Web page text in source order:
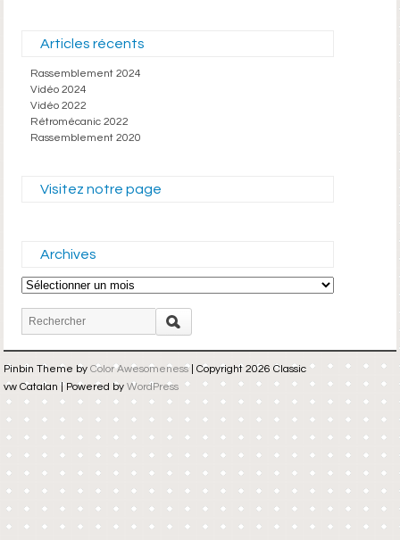
Articles récents
Rassemblement 2024
Vidéo 2024
Vidéo 2022
Rétromécanic 2022
Rassemblement 2020
Visitez notre page
Archives
Archives
Pinbin Theme by Color Awesomeness| Copyright 2026 Classic
vw Catalan | Powered by WordPress